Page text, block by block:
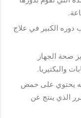
دوره الكبير في علاج
صحة الجهاز
والبكتيريا.
يحتوي على حمض
الذي ينتج عن